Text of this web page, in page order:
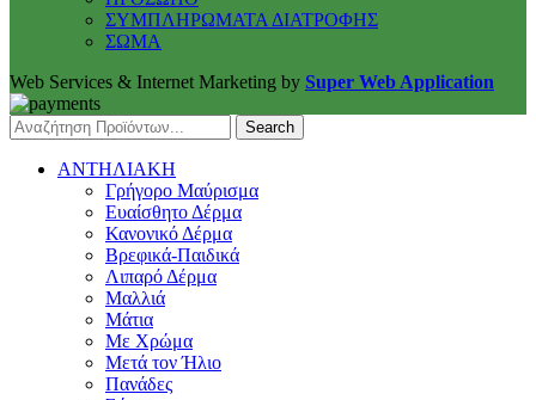
ΣΥΜΠΛΗΡΩΜΑΤΑ ΔΙΑΤΡΟΦΗΣ
ΣΩΜΑ
Web Services & Internet Marketing by Super Web Application
Search
ΑΝΤΗΛΙΑΚΗ
Γρήγορο Μαύρισμα
Ευαίσθητο Δέρμα
Κανονικό Δέρμα
Βρεφικά-Παιδικά
Λιπαρό Δέρμα
Μαλλιά
Μάτια
Με Χρώμα
Μετά τον Ήλιο
Πανάδες